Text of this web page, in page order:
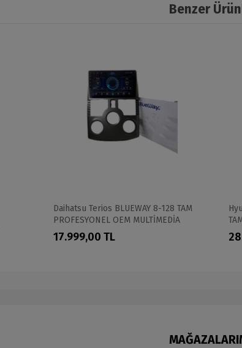
Benzer
Daihatsu Terios BLUEWAY 8-128 TAM
PROFESYONEL OEM MULTİMEDİA
17.999,00 TL